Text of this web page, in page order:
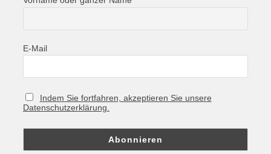
E-Mail
Indem Sie fortfahren, akzeptieren Sie unsere
Datenschutzerklärung.